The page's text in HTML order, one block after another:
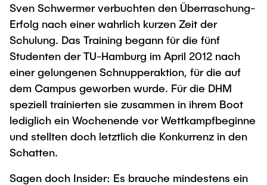
Sven Schwermer verbuchten den Überraschung-
Erfolg nach einer wahrlich kurzen Zeit der
Schulung. Das Training begann für die fünf
Studenten der TU-Hamburg im April 2012 nach
einer gelungenen Schnupperaktion, für die auf
dem Campus geworben wurde. Für die DHM
speziell trainierten sie zusammen in ihrem Boot
lediglich ein Wochenende vor Wettkampfbeginne
und stellten doch letztlich die Konkurrenz in den
Schatten.
Sagen doch Insider: Es brauche mindestens ein